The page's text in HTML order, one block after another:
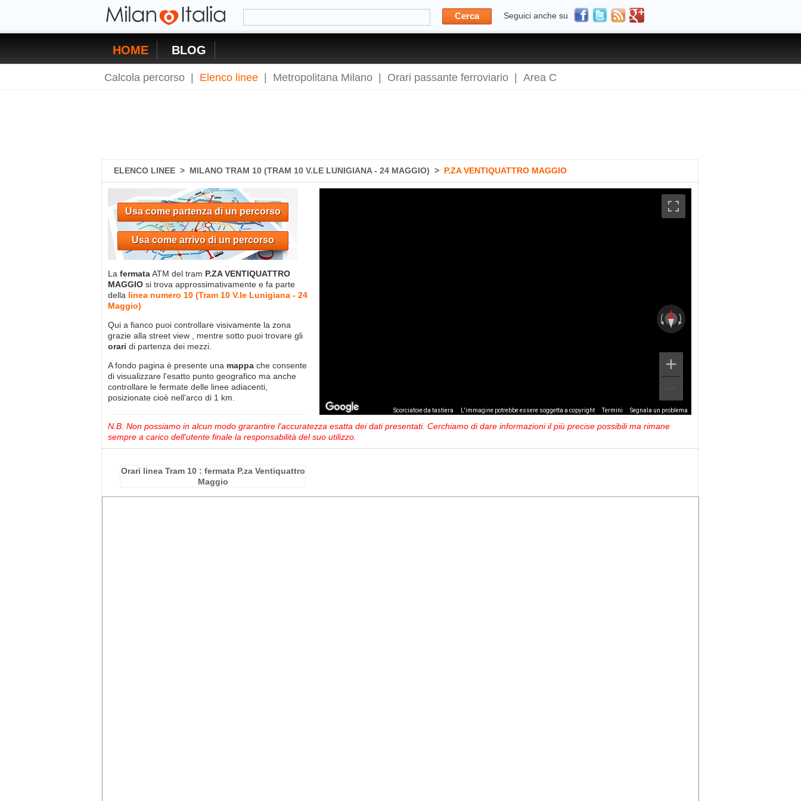
Cerca Seguici anche su
HOME BLOG
Calcola percorso Elenco linee Metropolitana Milano Orari passante ferroviario Area C
ELENCO LINEE > MILANO TRAM 10 (TRAM 10 V.LE LUNIGIANA - 24 MAGGIO) > P.ZA VENTIQUATTRO MAGGIO
Usa come partenza di un percorso
Usa come arrivo di un percorso
La fermataATM del tram P.ZA VENTIQUATTRO
MAGGIO si trova approssimativamente e fa parte
della linea numero 10 (Tram 10 V.le Lunigiana - 24
Maggio)
Qui a fianco puoi controllare visivamente la zona
grazie alla street view , mentre sotto puoi trovare gli
orari di partenza dei mezzi.
A fondo pagina è presente una mappa che consente
di visualizzare l'esatto punto geografico ma anche
controllare le fermate delle linee adiacenti,
posizionate cioè nell'arco di 1 km.
Scorciatoie da tastiera L'immagine potrebbe essere soggetta a copyright Termini Segnala un problema
N.B. Non possiamo in alcun modo grarantire l'accuratezza esatta dei dati presentati. Cerchiamo di dare informazioni il più precise possibili ma rimane
sempre a carico dell'utente finale la responsabilità del suo utilizzo.
Orari linea Tram 10 : fermata P.za Ventiquattro
Maggio